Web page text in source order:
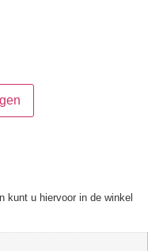
kunt u hiervoor in de winkel